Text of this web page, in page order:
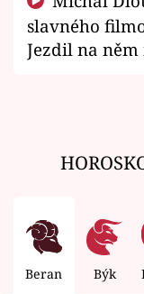
slavného
Jezdil na
Beran Býk